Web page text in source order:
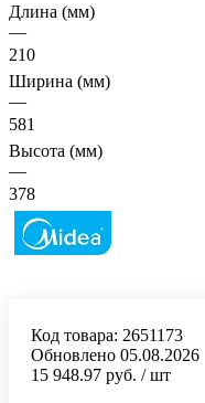
Длина (мм)
—
210
Ширина (мм)
—
581
Высота (мм)
—
378
Код товара: 2651173
Обновлено 05.08.2026
15 948.97 руб. / шт